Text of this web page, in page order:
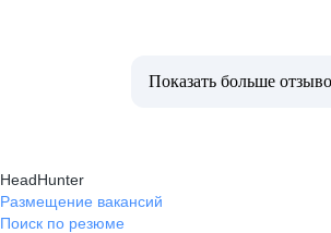
Показать больше
HeadHunter
Размещение вакансий
Поиск по резюме